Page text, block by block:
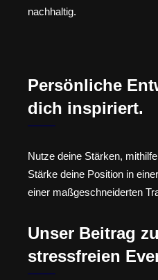
nachhaltig.
Persönliche
dich inspiriert.
Nutze deine Stärken,
Stärke deine Position in
einer maßgeschneiderten
Unser Beitrag
stressfreien